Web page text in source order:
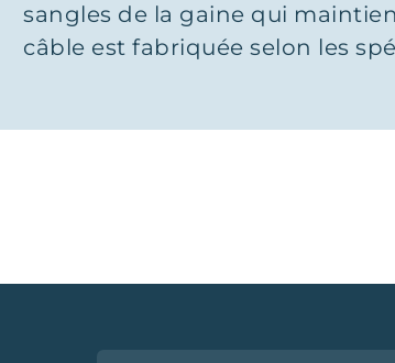
sangles de la gaine qui
câble est fabriquée selon les